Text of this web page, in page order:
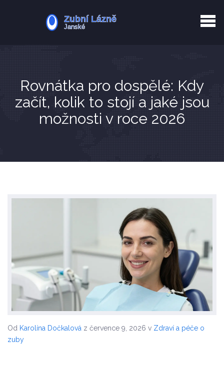
Zotavení po extrakci
Rovnátka pro dospělé: Kdy
začít, kolik to stojí a jaké jsou
možnosti v roce 2026
Od Karolína Dočkalová z července 9, 2026 v Zdraví a péče o
zuby